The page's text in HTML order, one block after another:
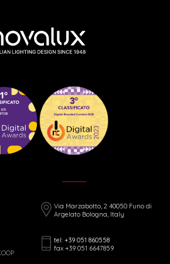
Via Marzabotto, 2 40050 Funo di
Argelato Bologna, Italy
tel: +39 051 860558
fax +39 051 6647859